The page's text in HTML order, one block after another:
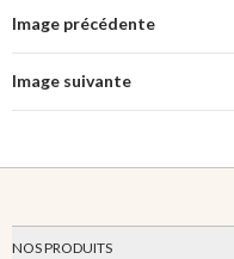
Image précédente
Image suivante
NOS PRODUITS